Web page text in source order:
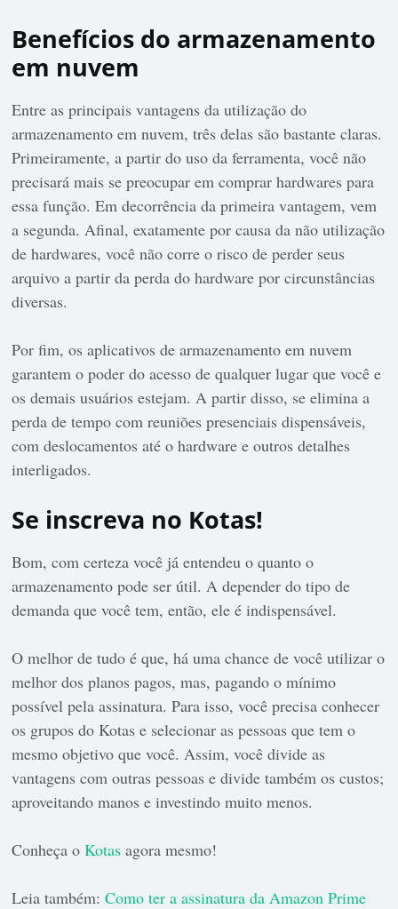
Benefícios do armazenamento
em nuvem
Entre as principais vantagens da utilização do
armazenamento em nuvem, três delas são bastante claras.
Primeiramente, a partir do uso da ferramenta, você não
precisará mais se preocupar em comprar hardwares para
essa função. Em decorrência da primeira vantagem, vem
a segunda. Afinal, exatamente por causa da não utilização
de hardwares, você não corre o risco de perder seus
arquivo a partir da perda do hardware por circunstâncias
diversas.
Por fim, os aplicativos de armazenamento em nuvem
garantem o poder do acesso de qualquer lugar que você e
os demais usuários estejam. A partir disso, se elimina a
perda de tempo com reuniões presenciais dispensáveis,
com deslocamentos até o hardware e outros detalhes
interligados.
Se inscreva no Kotas!
Bom, com certeza você já entendeu o quanto o
armazenamento pode ser útil. A depender do tipo de
demanda que você tem, então, ele é indispensável.
O melhor de tudo é que, há uma chance de você utilizar o
melhor dos planos pagos, mas, pagando o mínimo
possível pela assinatura. Para isso, você precisa conhecer
os grupos do Kotas e selecionar as pessoas que tem o
mesmo objetivo que você. Assim, você divide as
vantagens com outras pessoas e divide também os custos;
aproveitando manos e investindo muito menos.
Conheça oKotas agora mesmo!
Leia também:Como ter a assinatura da Amazon Prime